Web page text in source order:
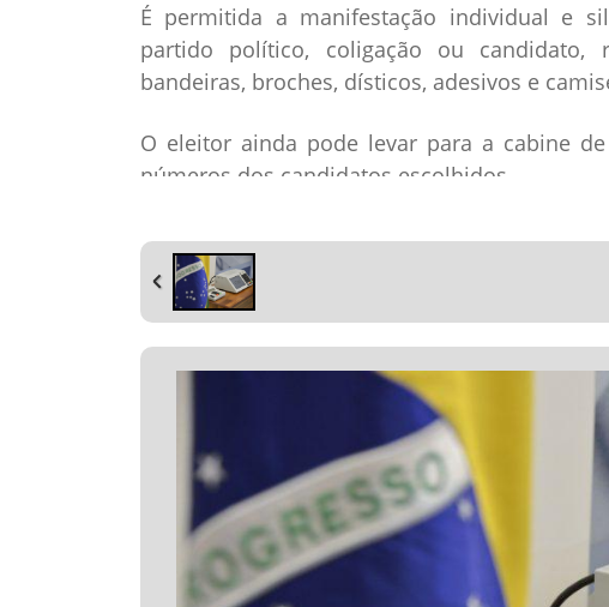
É permitida a manifestação individual e
partido político, coligação ou candidato,
bandeiras, broches, dísticos, adesivos e
O eleitor ainda pode levar para a cabine
números dos candidatos escolhidos.
A legislação também permite a manutenção
na internet antes do dia da eleição.
Por fim, é permitido que, nos crachás
votação, só constem o nome e a sigla
sirvam, sendo vedada a padronização do
O que não pode
Segundo a legislação eleitoral, no dia da
espécie de propaganda de partidos políticos